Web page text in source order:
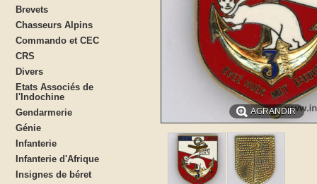
Brevets
Chasseurs Alpins
Commando et CEC
CRS
Divers
Etats Associés de
l'Indochine
Gendarmerie
Génie
Infanterie
Infanterie d'Afrique
Insignes de béret
AGRANDIR